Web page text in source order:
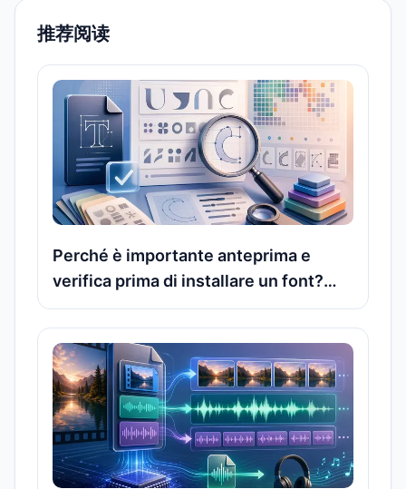
推荐阅读
Perché è importante anteprima e
verifica prima di installare un font?
Cosa bisogna controllare esattamente
nel file del font